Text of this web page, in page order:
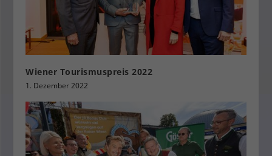
Wiener Tourismuspreis 2022
1. Dezember 2022